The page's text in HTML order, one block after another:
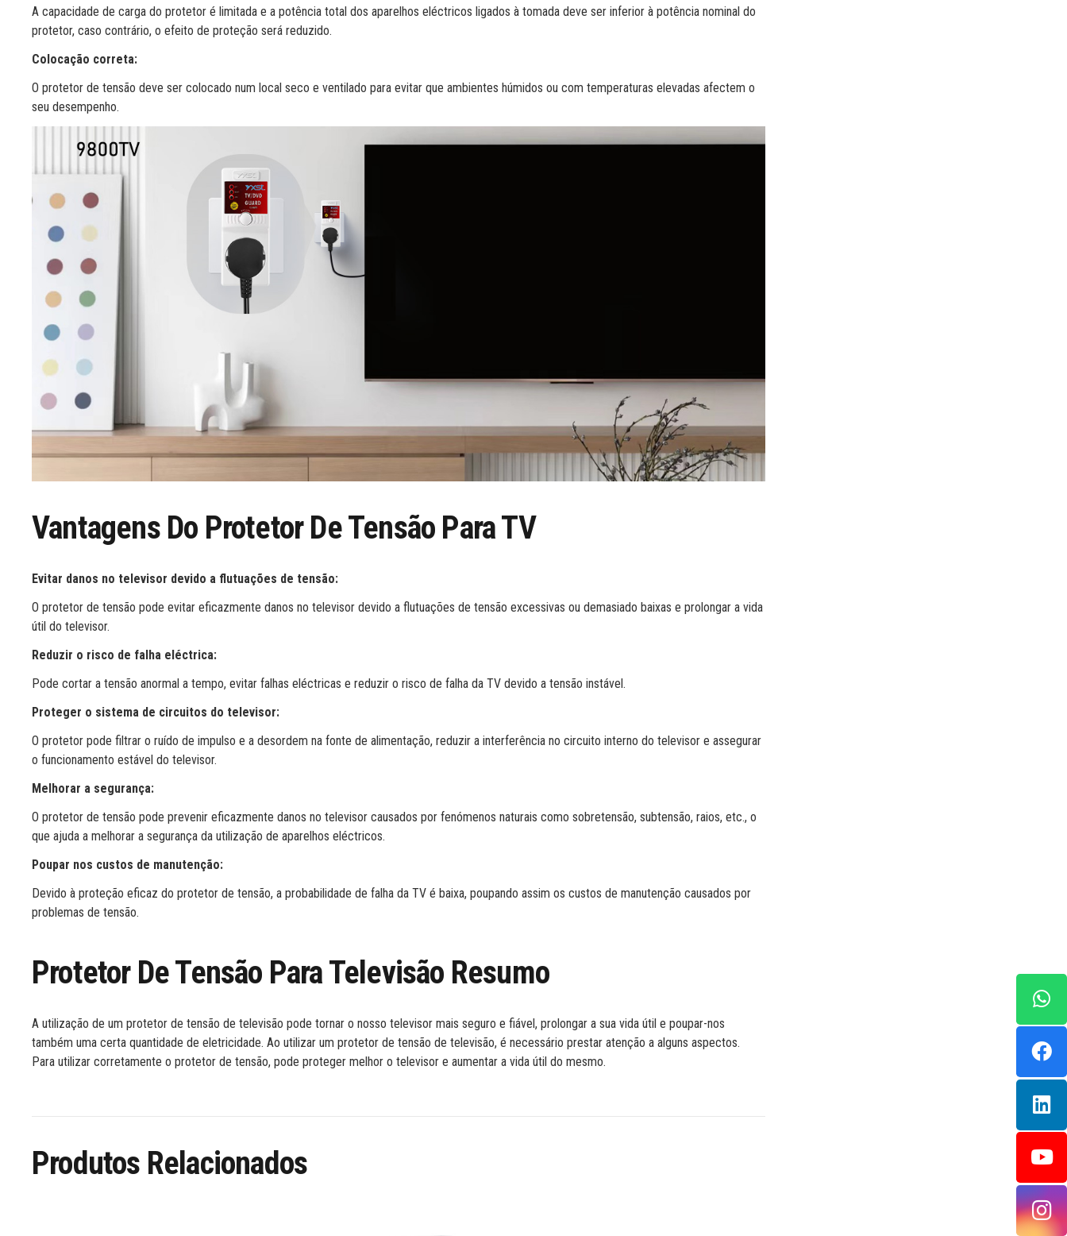
A capacidade de carga do protetor é limitada e a potência total dos aparelhos eléctricos ligados à tomada deve ser inferior à potência nominal do
protetor, caso contrário, o efeito de proteção será reduzido.
Colocação correta:
O protetor de tensão deve ser colocado num local seco e ventilado para evitar que ambientes húmidos ou com temperaturas elevadas afectem o
seu desempenho.
Vantagens Do Protetor De Tensão Para TV
Evitar danos no televisor devido a flutuações de tensão:
O protetor de tensão pode evitar eficazmente danos no televisor devido a flutuações de tensão excessivas ou demasiado baixas e prolongar a vida
útil do televisor.
Reduzir o risco de falha eléctrica:
Pode cortar a tensão anormal a tempo, evitar falhas eléctricas e reduzir o risco de falha da TV devido a tensão instável.
Proteger o sistema de circuitos do televisor:
O protetor pode filtrar o ruído de impulso e a desordem na fonte de alimentação, reduzir a interferência no circuito interno do televisor e assegurar
o funcionamento estável do televisor.
Melhorar a segurança:
O protetor de tensão pode prevenir eficazmente danos no televisor causados por fenómenos naturais como sobretensão, subtensão, raios, etc., o
que ajuda a melhorar a segurança da utilização de aparelhos eléctricos.
Poupar nos custos de manutenção:
Devido à proteção eficaz do protetor de tensão, a probabilidade de falha da TV é baixa, poupando assim os custos de manutenção causados por
problemas de tensão.
Protetor De Tensão Para Televisão Resumo
A utilização de um protetor de tensão de televisão pode tornar o nosso televisor mais seguro e fiável, prolongar a sua vida útil e poupar-nos
também uma certa quantidade de eletricidade. Ao utilizar um protetor de tensão de televisão, é necessário prestar atenção a alguns aspectos.
Para utilizar corretamente o protetor de tensão, pode proteger melhor o televisor e aumentar a vida útil do mesmo.
Produtos Relacionados